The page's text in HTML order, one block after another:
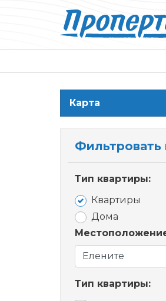
Карта
Фильтровать
Тип квартиры:
Квартиры
Дома
Елените
Тип квартиры: